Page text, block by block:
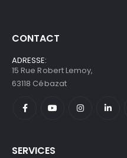
CONTACT
ADRESSE:
15 Rue Robert Lemoy,
63118 Cébazat
SERVICES